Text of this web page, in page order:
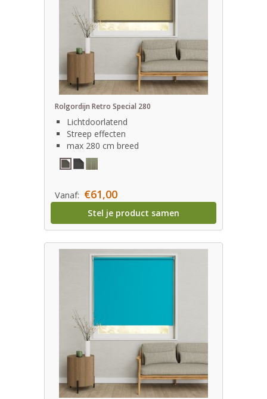
Rolgordijn Retro Special 280
Lichtdoorlatend
Streep effecten
max 280 cm breed
Vanaf: €61,00
Stel je product samen